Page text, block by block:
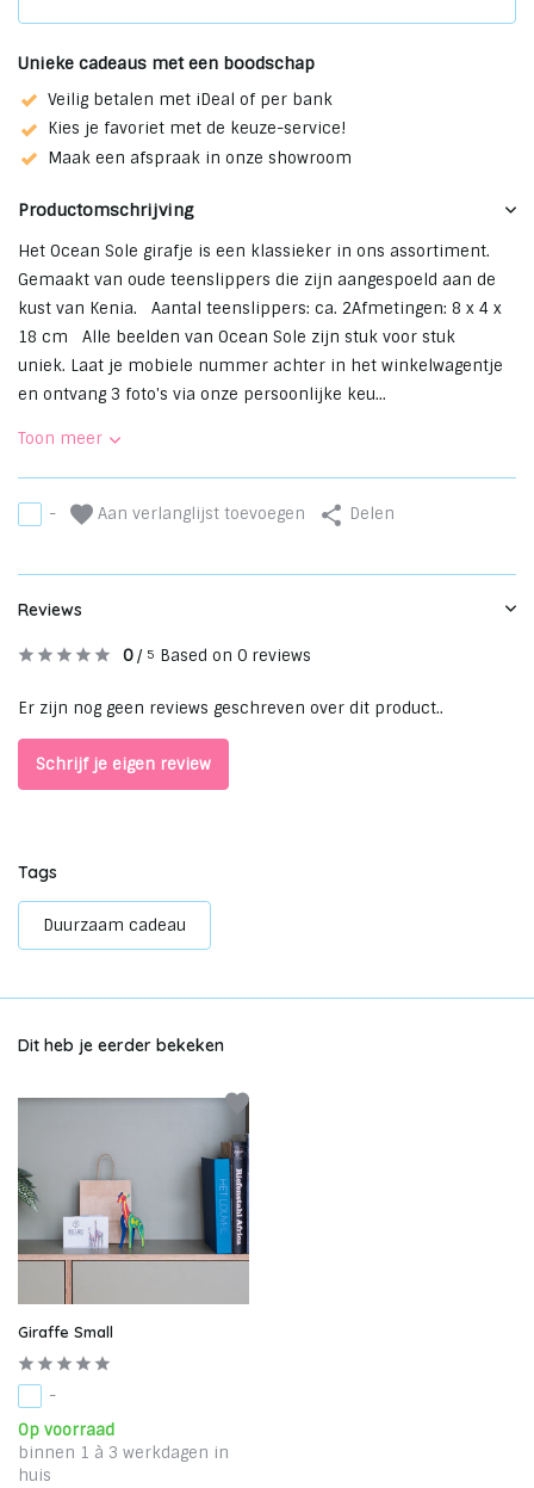
Unieke cadeaus met een boodschap
Veilig betalen met iDeal of per bank
Kies je favoriet met de keuze-service!
Maak een afspraak in onze showroom
Productomschrijving
Het Ocean Sole girafje is een klassieker in ons assortiment.
Gemaakt van oude teenslippers die zijn aangespoeld aan de
kust van Kenia. Aantal teenslippers: ca. 2Afmetingen: 8 x 4 x
18 cm Alle beelden van Ocean Sole zijn stuk voor stuk
uniek. Laat je mobiele nummer achter in het winkelwagentje
en ontvang 3 foto's via onze persoonlijke keu...
Toon meer
- Aan verlanglijst toevoegen Delen
Reviews
0/ 5 Based on 0 reviews
Er zijn nog geen reviews geschreven over dit product..
Schrijf je eigen review
Tags
Duurzaam cadeau
Dit heb je eerder bekeken
Giraffe Small
-
Op voorraad
binnen 1 à 3 werkdagen in
huis